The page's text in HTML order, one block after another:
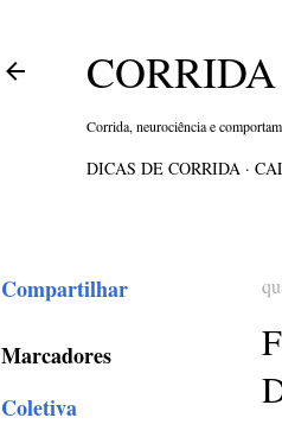
Corrida, neurociência e
DICAS DE CORRIDA
Compartilhar
Marcadores
Coletiva